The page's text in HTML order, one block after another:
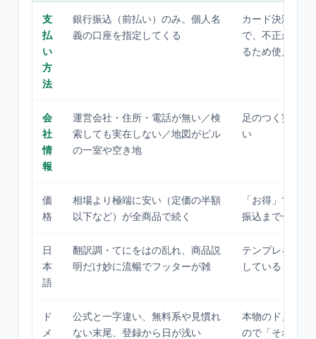
支
払
い
方
法
銀行振込（前払い）のみ。個人名
義の口座を指定してくる
カード決済は審
で、不正がある
るため使えない
会
社
情
報
運営会社・住所・電話が無い／検
索しても実在しない／地図がビル
の一室や空き地
足のつく実体を
い
価
格
相場より極端に安い（定価の半額
以下など）が全商品で続く
「お得」で判
振込まで一気に
日
本
語
翻訳調・てにをはの乱れ、商品説
明だけ妙に流暢でフッターが雑
テンプレを機械
している
ド
メ
公式と一字違い、無料系や見慣れ
ない末尾、登録から日が浅い
本物のドメイン
ので「それっぽ